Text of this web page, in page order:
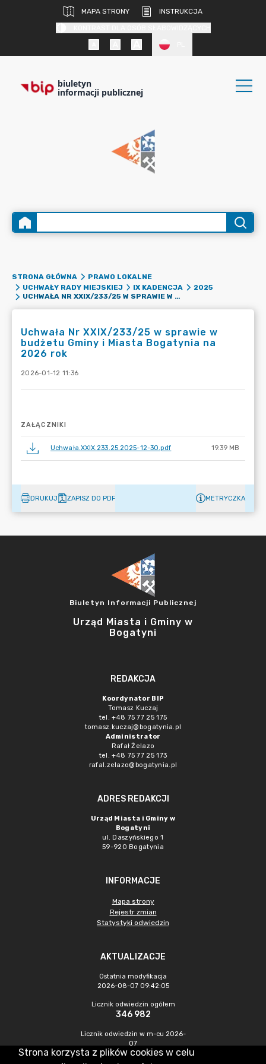
MAPA STRONY
INSTRUKCJA
biuletyn
informacji publicznej
STRONA GŁÓWNA
PRAWO LOKALNE
UCHWAŁY RADY MIEJSKIEJ
IX KADENCJA
2025
UCHWAŁA NR XXIX/233/25 W SPRAWIE W BUDŻETU GMINY I MIASTA BOGATYNIA NA 2026 ROK
Uchwała Nr XXIX/233/25 w sprawie w
budżetu Gminy i Miasta Bogatynia na
2026 rok
2026-01-12 11:36
ZAŁĄCZNIKI
Uchwała.XXIX.233.25.2025-12-30.pdf 19.39 MB
DRUKUJ ZAPISZ DO PDF METRYCZKA
Biuletyn Informacji Publicznej
Urząd Miasta i Gminy w
Bogatyni
REDAKCJA
Koordynator BIP
Tomasz Kuczaj
tel. +48 75 77 25 175
tomasz.kuczaj@bogatynia.pl
Administrator
Rafał Żelazo
tel. +48 75 77 25 173
rafal.zelazo@bogatynia.pl
ADRES REDAKCJI
Urząd Miasta i Gminy w
Bogatyni
ul. Daszyńskiego 1
59-920 Bogatynia
INFORMACJE
Mapa strony
Rejestr zmian
Statystyki odwiedzin
AKTUALIZACJE
Ostatnia modyfikacja
2026-08-07 09:42:05
Licznik odwiedzin ogółem
346 982
Licznik odwiedzin w m-cu 2026-
07
1 373
Strona korzysta z plików cookies w celu